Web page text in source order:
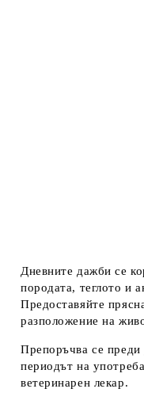
Дневните дажби се
породата, теглото и
Предоставяйте
разположение на
Препоръчва се
периодът на
ветеринарен лекар.